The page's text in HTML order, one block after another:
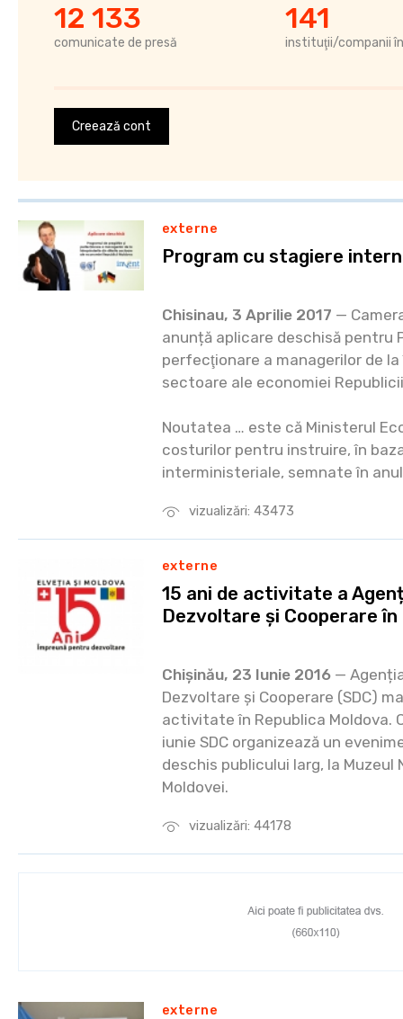
12 133
comunicate de presă
141
instituţii/companii
Creează cont
vizualizări: 43473
externe
Program cu stagiere
Chisinau, 3 Aprilie 2017 —
anunță aplicare deschisă pentru
perfecţionare a managerilor de
sectoare ale economiei
Noutatea … este că Ministerul
costurilor pentru instruire, în
interministeriale, semnate în
vizualizări: 44178
externe
15 ani de activitate a
Dezvoltare și Cooperare în
Chișinău, 23 Iunie 2016 —
Dezvoltare și Cooperare (SDC)
activitate în Republica Moldova.
iunie SDC organizează un
deschis publicului larg, la Muzeul
Moldovei.
externe